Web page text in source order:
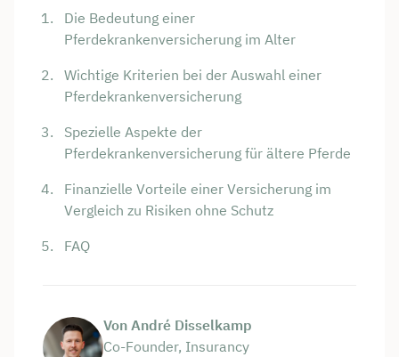
Die Bedeutung einer
Pferdekrankenversicherung im Alter
Wichtige Kriterien bei der Auswahl einer
Pferdekrankenversicherung
Spezielle Aspekte der
Pferdekrankenversicherung für ältere Pferde
Finanzielle Vorteile einer Versicherung im
Vergleich zu Risiken ohne Schutz
FAQ
Von André Disselkamp
Co-Founder, Insurancy